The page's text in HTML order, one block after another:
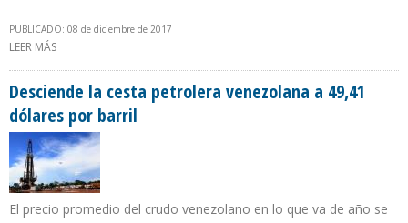
PUBLICADO: 08 de diciembre de 2017
LEER MÁS
PRODUCCIÓN
Desciende la cesta petrolera venezolana a 49,41
dólares por barril
El precio promedio del crudo venezolano en lo que va de año se